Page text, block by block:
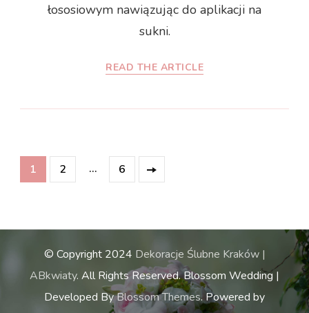
łososiowym nawiązując do aplikacji na
sukni.
READ THE ARTICLE
Nawigacja
wpisach
Page
1 Page
2 … Page
6
© Copyright 2024 Dekoracje Ślubne Kraków |
ABkwiaty. All Rights Reserved.Blossom Wedding |
Developed ByBlossom Themes. Powered by